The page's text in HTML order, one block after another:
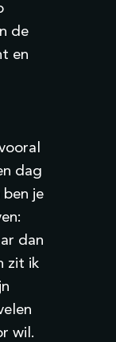
de
en
dag
je
dan
zit ik
wil.